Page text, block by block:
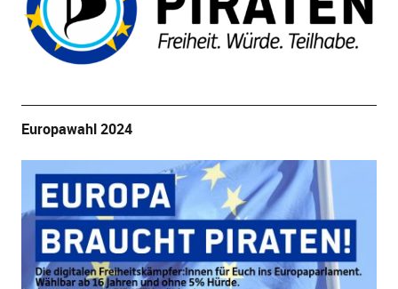
Europawahl 2024